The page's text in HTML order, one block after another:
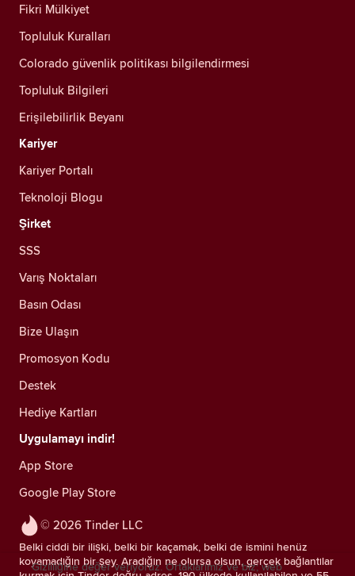
© 2026 Tinder LLC
Belki ciddi bir ilişki, belki bir kaçamak, belki de ismini henüz
koyamadığın bir şey. Aradığın ne olursa olsun, gerçek bağlantılar
Fikri Mülkiyet
Topluluk Kuralları
Colorado güvenlik politikası bilgilendirmesi
Topluluk Bilgileri
Erişilebilirlik Beyanı
Kariyer
Kariyer Portalı
Teknoloji Blogu
Şirket
SSS
Varış Noktaları
Basın Odası
Bize Ulaşın
Promosyon Kodu
Destek
Hediye Kartları
Uygulamayı indir!
App Store
Google Play Store
Gizliliğine değer veriyoruz. Ortaklarımız ve biz; web